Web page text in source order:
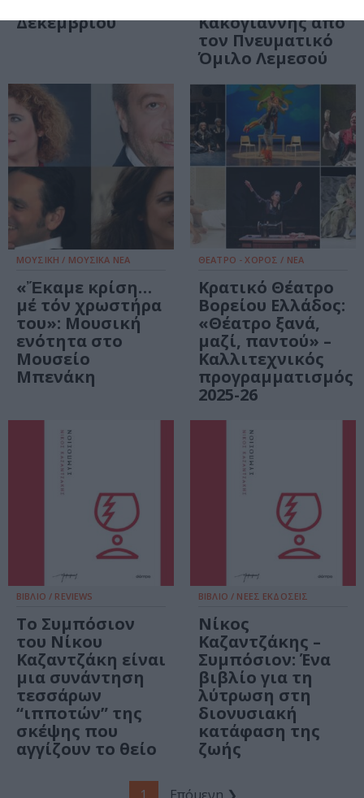
Δεκεμβρίου
Κακογιάννης από
τον Πνευματικό
Όμιλο Λεμεσού
ΜΟΥΣΙΚΗ / ΜΟΥΣΙΚΑ ΝΕΑ
«Ἔκαμε κρίση…
μέ τόν χρωστήρα
του»: Μουσική
ενότητα στο
Μουσείο
Μπενάκη
ΘΕΑΤΡΟ - ΧΟΡΟΣ / ΝΕΑ
Κρατικό Θέατρο
Βορείου Ελλάδος:
«Θέατρο ξανά,
μαζί, παντού» –
Καλλιτεχνικός
προγραμματισμός
2025-26
ΒΙΒΛΙΟ / REVIEWS
Το Συμπόσιον
του Νίκου
Καζαντζάκη είναι
μια συνάντηση
τεσσάρων
“ιπποτών” της
σκέψης που
αγγίζουν το θείο
ΒΙΒΛΙΟ / ΝΕΕΣ ΕΚΔΟΣΕΙΣ
Νίκος
Καζαντζάκης –
Συμπόσιον: Ένα
βιβλίο για τη
λύτρωση στη
διονυσιακή
κατάφαση της
ζωής